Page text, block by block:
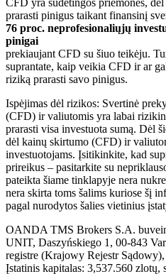
prarasti pinigus taikant finansinį
76 proc. neprofesionaliųjų
pinigai
prekiaujant CFD su šiuo teikėju.
suprantate, kaip veikia CFD ir ar
riziką prarasti savo pinigus.
Ispėjimas dėl rizikos: Svertinė
(CFD) ir valiutomis yra labai
prarasti visa investuota sumą. Dėl
dėl kainų skirtumo (CFD) ir
investuotojams. Įsitikinkite, kad
prireikus – pasitarkite su
pateikta šiame tinklapyje nera
nera skirta toms šalims kuriose šį
pagal nurodytos šalies vietinius
OANDA TMS Brokers S.A.
UNIT, Daszyńskiego 1, 00-843
registre (Krajowy Rejestr
Įstatinis kapitalas: 3,537.560